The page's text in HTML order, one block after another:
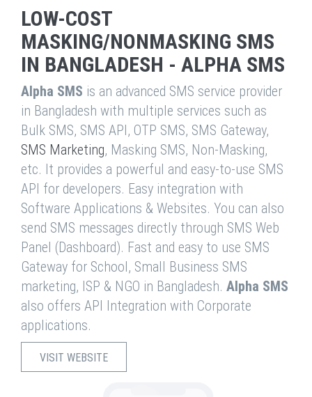
LOW-COST
MASKING/NONMASKING SMS
IN BANGLADESH - ALPHA SMS
Alpha SMS is an advanced SMS service provider
in Bangladesh with multiple services such as
Bulk SMS, SMS API, OTP SMS, SMS Gateway,
SMS Marketing, Masking SMS, Non-Masking,
etc. It provides a powerful and easy-to-use SMS
API for developers. Easy integration with
Software Applications & Websites. You can also
send SMS messages directly through SMS Web
Panel (Dashboard). Fast and easy to use SMS
Gateway for School, Small Business SMS
marketing, ISP & NGO in Bangladesh. Alpha SMS
also offers API Integration with Corporate
applications.
VISIT WEBSITE